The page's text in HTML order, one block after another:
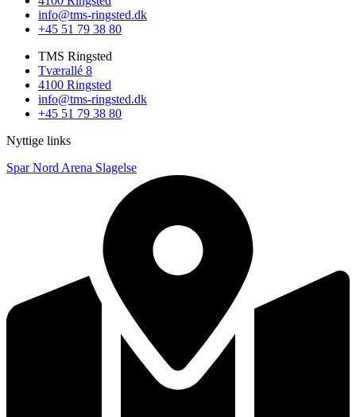
info@tms-ringsted.dk
+45 51 79 38 80
TMS Ringsted
Tværallé 8
4100 Ringsted
info@tms-ringsted.dk
+45 51 79 38 80
Nyttige links
Spar Nord Arena Slagelse